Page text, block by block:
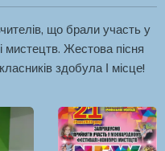
що брали участь у
мистецтв. Жестова пісня
здобула І місце!